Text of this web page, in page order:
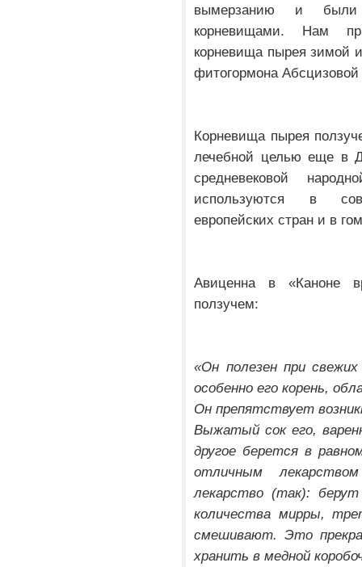
вымерзанию и были
корневищами. Нам
корневища пырея зимой
фитогормона
Корневища пырея
лечебной целью еще в
средневековой
используются в
европейских стран и в
Авиценна в «Каноне
ползучем:
«Он полезен при
особенно его корень,
Он препятствует
Выжатый сок его,
другое берется в
отличным
лекарство (так):
количества мирры,
смешивают. Это
хранить в медной